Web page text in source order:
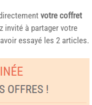
votre coffret
invité à partager votre
essayé les 2 articles.